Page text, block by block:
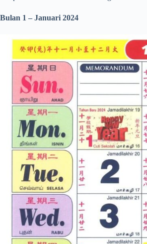
Bulan 1 – Januari 2024